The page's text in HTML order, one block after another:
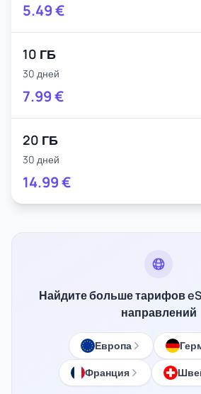
5.49€
10 ГБ
30 дней
7.99€
20 ГБ
30 дней
14.99€
Найдите больше тарифов
направлений
Европа
Франция